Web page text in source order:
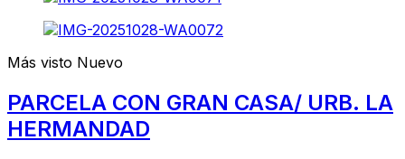
Más visto Nuevo
PARCELA CON GRAN CASA/ URB. LA
HERMANDAD